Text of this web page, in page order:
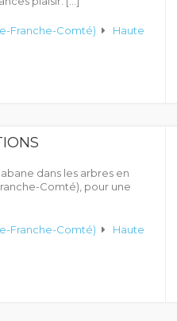
Franche-Comté)
Haute
dans les arbres en
Comté), pour une
Franche-Comté)
Haute